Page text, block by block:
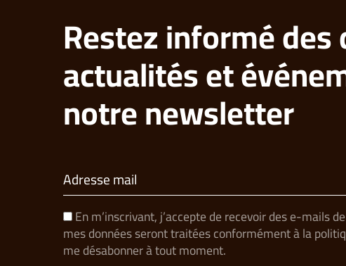
Restez informé
actualités et
notre newsletter
En m’inscrivant, j’accepte de recevoir des e-mails
mes données seront traitées conformément à la
me désabonner à tout moment.